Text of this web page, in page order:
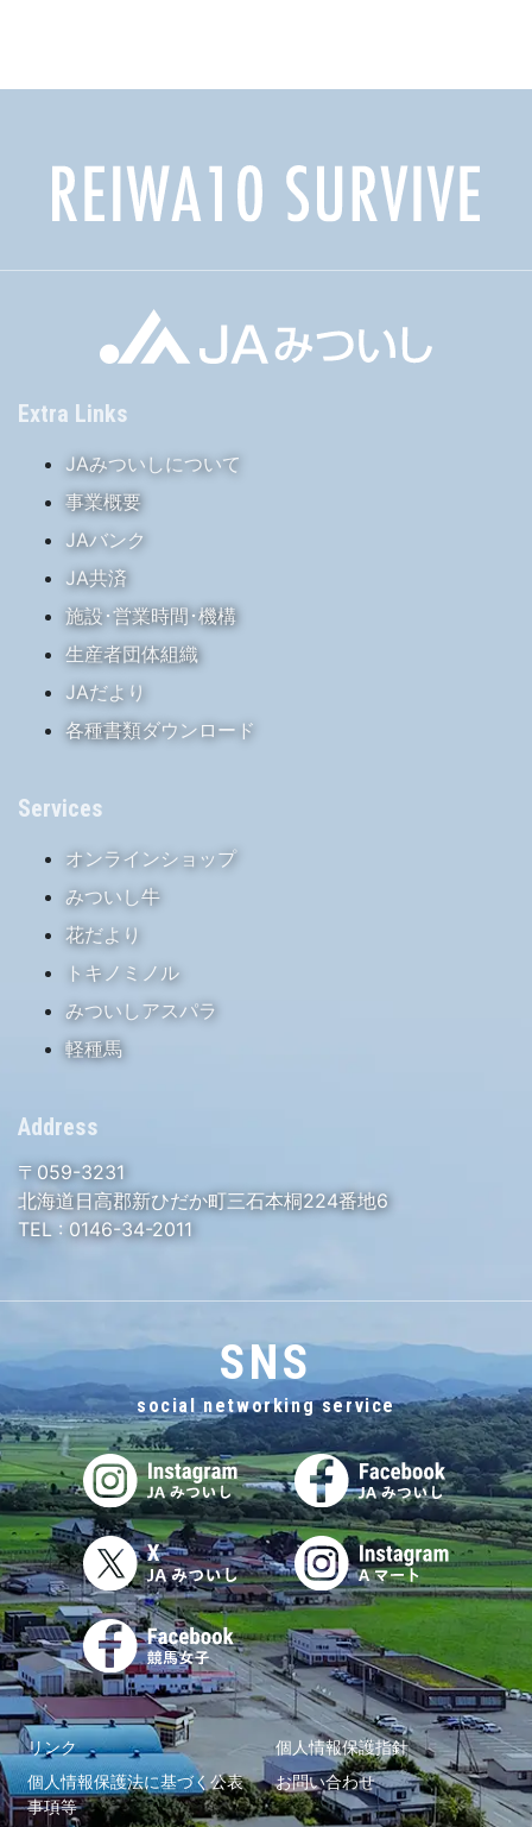
Extra Links
JAみついしについて
事業概要
JAバンク
JA共済
施設･営業時間･機構
生産者団体組織
JAだより
各種書類ダウンロード
Services
オンラインショップ
みついし牛
花だより
トキノミノル
みついしアスパラ
軽種馬
Address
〒059-3231
北海道日高郡新ひだか町三石本桐224番地6
TEL : 0146-34-2011
SNS
social networking service
リンク
個人情報保護指針
個人情報保護法に基づく公表
事項等
お問い合わせ